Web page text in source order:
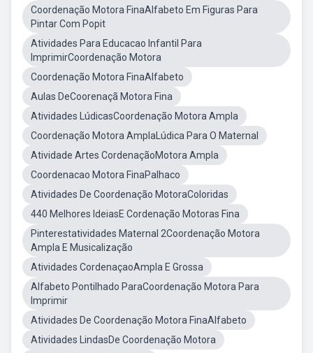
Coordenação Motora FinaAlfabeto Em Figuras Para
Pintar Com Popit
Atividades Para Educacao Infantil Para
ImprimirCoordenação Motora
Coordenação Motora FinaAlfabeto
Aulas DeCoorenaçã Motora Fina
Atividades LúdicasCoordenação Motora Ampla
Coordenação Motora AmplaLúdica Para O Maternal
Atividade Artes CordenaçãoMotora Ampla
Coordenacao Motora FinaPalhaco
Atividades De Coordenação MotoraColoridas
440 Melhores IdeiasE Cordenação Motoras Fina
Pinterestatividades Maternal 2Coordenação Motora
Ampla E Musicalização
Atividades CordenaçaoAmpla E Grossa
Alfabeto Pontilhado ParaCoordenação Motora Para
Imprimir
Atividades De Coordenação Motora FinaAlfabeto
Atividades LindasDe Coordenação Motora